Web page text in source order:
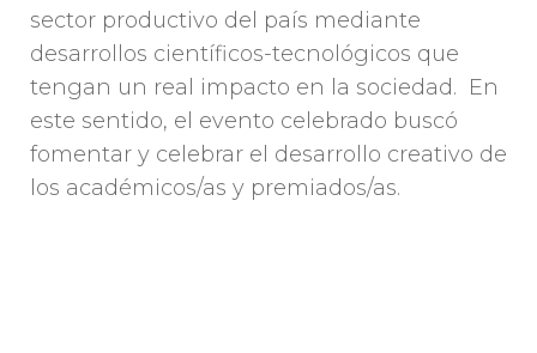
sector productivo del país mediante
desarrollos científicos-tecnológicos que
tengan un real impacto en la sociedad. En
este sentido, el evento celebrado buscó
fomentar y celebrar el desarrollo creativo de
los académicos/as y premiados/as.